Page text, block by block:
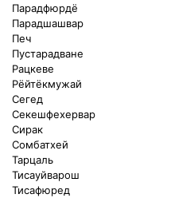
Парадфюрдё
Парадшашвар
Печ
Пустарадване
Рацкеве
Рёйтёкмужай
Сегед
Секешфехервар
Сирак
Сомбатхей
Тарцаль
Тисауйварош
Тисафюред